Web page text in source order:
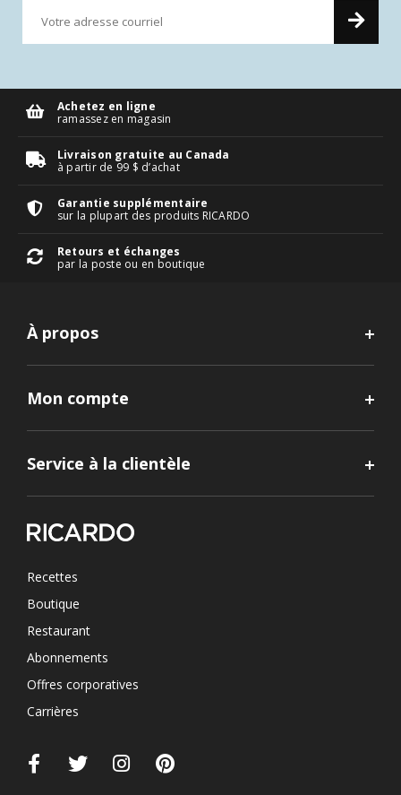
Achetez en ligne
ramassez en magasin
Livraison gratuite au Canada
à partir de 99 $ d’achat
Garantie supplémentaire
sur la plupart des produits RICARDO
Retours et échanges
par la poste ou en boutique
À propos
Mon compte
Service à la clientèle
Recettes
Boutique
Restaurant
Abonnements
Offres corporatives
Carrières